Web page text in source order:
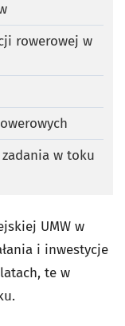
rowerowej w
zadania w toku
UMW w
i inwestycje
te w